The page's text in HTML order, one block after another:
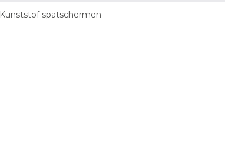
Kunststof spatschermen